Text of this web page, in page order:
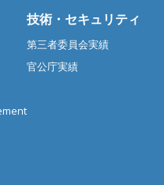
技術・セキュリティ
第三者委員会実績
官公庁実績